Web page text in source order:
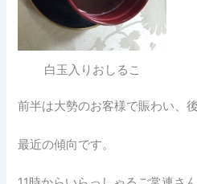
白玉入りおしるこ
前半は大勢のお客様で賑わい、
最近の傾向です。